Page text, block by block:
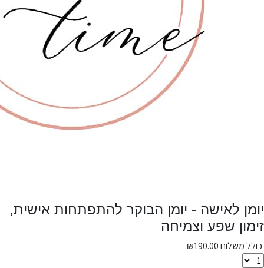
יומן לאישה - יומן הבוקר להתפתחות אישית,
זימון שפע וצמיחה
כולל משלוח ₪190.00